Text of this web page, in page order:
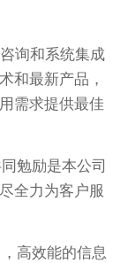
询和系统集成
和最新产品，
需求提供最佳
勉励是本公司
全力为客户服
高效能的信息